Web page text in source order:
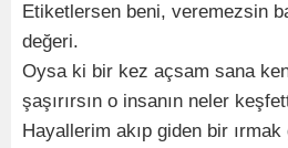
Etiketlersen beni, veremezsin
değeri.
Oysa ki bir kez açsam sana
şaşırırsın o insanın neler
Hayallerim akıp giden bir